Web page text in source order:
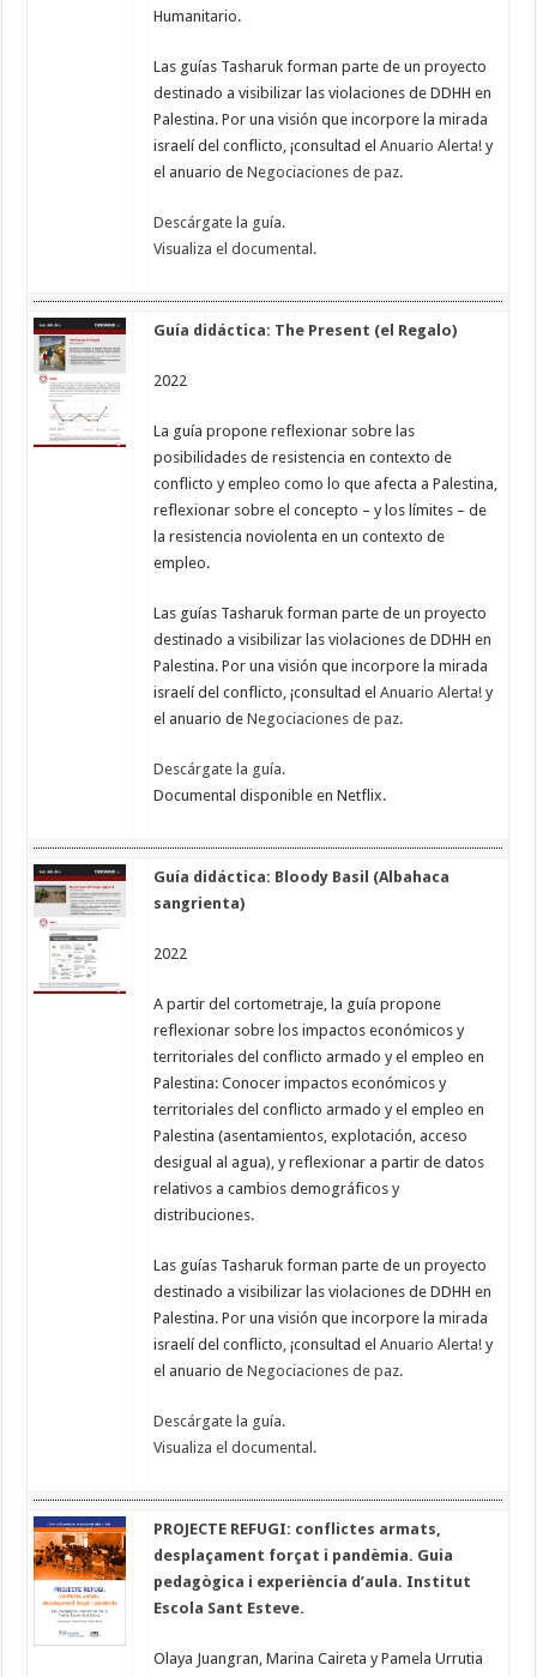
Humanitario.
Las guías Tasharuk forman parte de un proyecto
destinado a visibilizar las violaciones de DDHH en
Palestina. Por una visión que incorpore la mirada
israelí del conflicto, ¡consultad elAnuario Alerta! y
el anuario deNegociaciones de paz.
Descárgate la guía.
Visualiza el documental.
Guía didáctica: The Present (el Regalo)
2022
La guía propone reflexionar sobre las
posibilidades de resistencia en contexto de
conflicto y empleo como lo que afecta a Palestina,
reflexionar sobre el concepto – y los límites – de
la resistencia noviolenta en un contexto de
empleo.
Las guías Tasharuk forman parte de un proyecto
destinado a visibilizar las violaciones de DDHH en
Palestina. Por una visión que incorpore la mirada
israelí del conflicto, ¡consultad elAnuario Alerta! y
el anuario deNegociaciones de paz.
Descárgate la guía.
Documental disponible en Netflix.
Guía didáctica: Bloody Basil (Albahaca
sangrienta)
2022
A partir del cortometraje, la guía propone
reflexionar sobre los impactos económicos y
territoriales del conflicto armado y el empleo en
Palestina: Conocer impactos económicos y
territoriales del conflicto armado y el empleo en
Palestina (asentamientos, explotación, acceso
desigual al agua), y reflexionar a partir de datos
relativos a cambios demográficos y
distribuciones.
Las guías Tasharuk forman parte de un proyecto
destinado a visibilizar las violaciones de DDHH en
Palestina. Por una visión que incorpore la mirada
israelí del conflicto, ¡consultad elAnuario Alerta! y
el anuario deNegociaciones de paz.
Descárgate la guía.
Visualiza el documental.
PROJECTE REFUGI: conflictes armats,
desplaçament forçat i pandèmia. Guia
pedagògica i experiència d’aula. Institut
Escola Sant Esteve.
Olaya Juangran, Marina Caireta y Pamela Urrutia